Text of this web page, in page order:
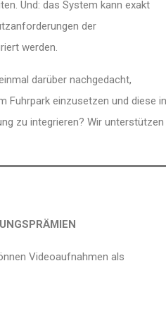
Und: das System kann exakt
der
werden.
darüber nachgedacht,
Fuhrpark einzusetzen und diese in
zu integrieren? Wir unterstützen
Videoaufnahmen als